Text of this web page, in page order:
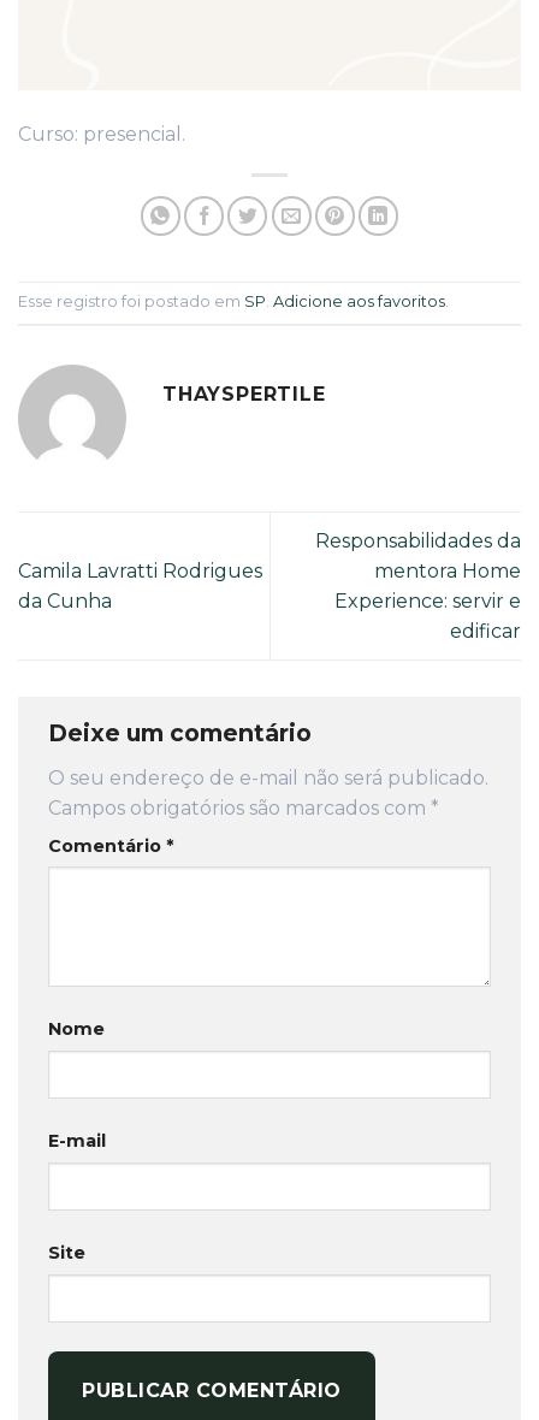
Curso: presencial.
Esse registro foi postado em SP Adicione aos favoritos
THAYSPERTILE
Camila Lavratti Rodrigues
da Cunha
Responsabilidades da
mentora Home
Experience: servir e
edificar
Deixe um comentário
O seu endereço de e-mail não será publicado.
Campos obrigatórios são marcados com *
Comentário *
Nome
E-mail
Site